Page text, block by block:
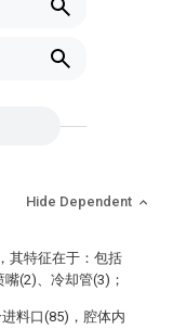
Hide Dependent
其特征在于：包括
(2)、冷却管(3)；
料口(85)，腔体内